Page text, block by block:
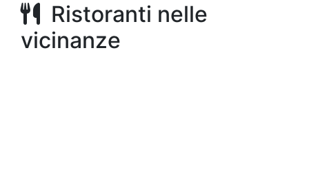
Ristoranti nelle
vicinanze